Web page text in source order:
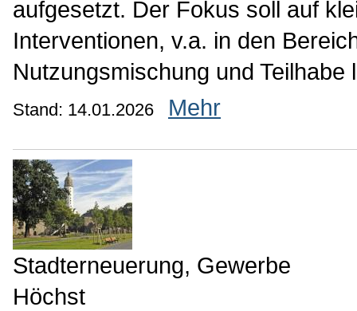
aufgesetzt. Der Fokus soll auf
Interventionen, v.a. in den
Nutzungsmischung und Teilhabe
Stand: 14.01.2026 Mehr
Stadterneuerung, Gewerbe
Höchst